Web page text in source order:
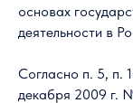
основах
деятельности в
Согласно п. 5, п.
декабря 2009 г.